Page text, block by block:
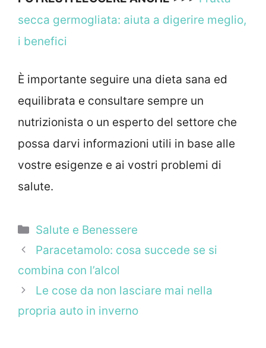
secca germogliata: aiuta a digerire meglio,
i benefici
È importante seguire una dieta sana ed
equilibrata e consultare sempre un
nutrizionista o un esperto del settore che
possa darvi informazioni utili in base alle
vostre esigenze e ai vostri problemi di
salute.
Categorie
Salute e Benessere
Paracetamolo: cosa succede se si
combina con l’alcol
Le cose da non lasciare mai nella
propria auto in inverno